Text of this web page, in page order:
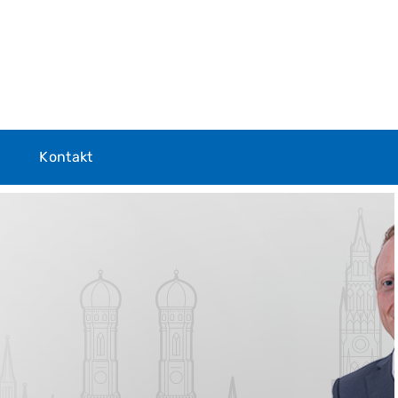
Kontakt